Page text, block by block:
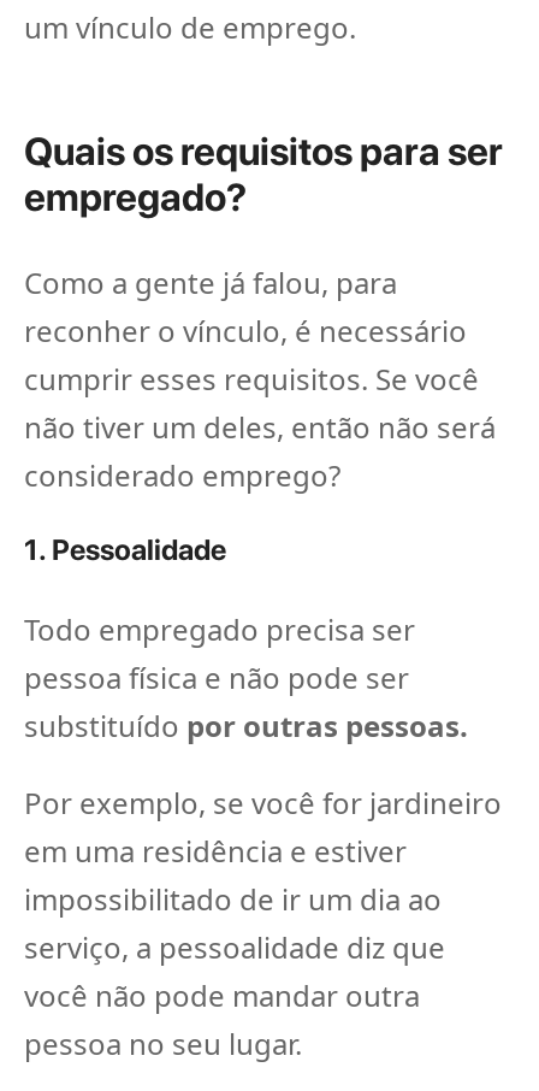
um vínculo de emprego.
Quais os requisitos para ser
empregado?
Como a gente já falou, para
reconher o vínculo, é necessário
cumprir esses requisitos. Se você
não tiver um deles, então não será
considerado emprego?
1. Pessoalidade
Todo empregado precisa ser
pessoa física e não pode ser
substituído por outras pessoas.
Por exemplo, se você for jardineiro
em uma residência e estiver
impossibilitado de ir um dia ao
serviço, a pessoalidade diz que
você não pode mandar outra
pessoa no seu lugar.